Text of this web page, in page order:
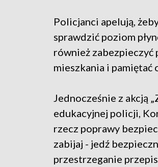
Policjanci apelują,
sprawdzić poziom
również zabezpieczyć
mieszkania i
Jednocześnie z akcją
edukacyjnej policji,
rzecz poprawy
zabijaj - jedź
przestrzeganie